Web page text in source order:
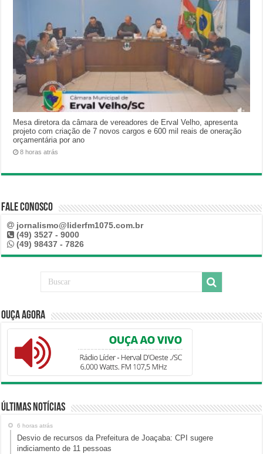
Mesa diretora da câmara de vereadores de Erval Velho, apresenta
projeto com criação de 7 novos cargos e 600 mil reais de oneração
orçamentária por ano
8 horas atrás
Fale Conosco
jornalismo@liderfm1075.com.br
(49) 3527 - 9000
(49) 98437 - 7826
Ouça Agora
Últimas Notícias
6 horas atrás
Desvio de recursos da Prefeitura de Joaçaba: CPI sugere
indiciamento de 11 pessoas